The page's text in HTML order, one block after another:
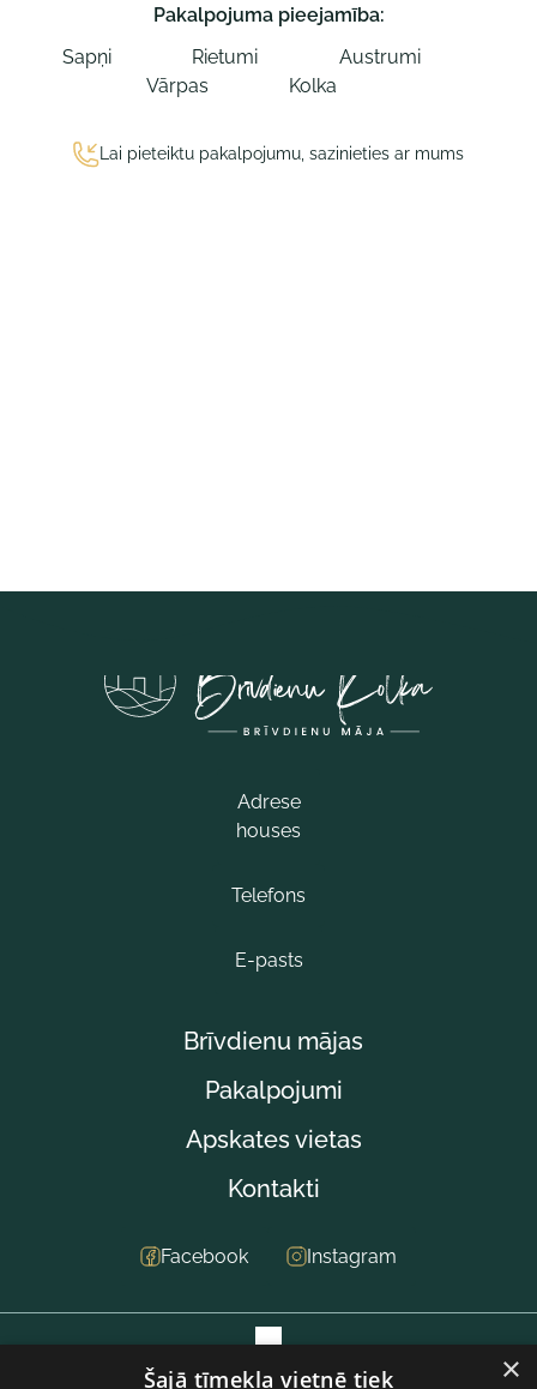
Pakalpojuma pieejamība:
Sapņi
Rietumi
Austrumi
Vārpas
Kolka
Lai pieteiktu pakalpojumu, sazinieties ar mums
Adrese
houses
Telefons
E-pasts
Brīvdienu mājas
Pakalpojumi
Apskates vietas
Kontakti
Facebook Instagram
×
Šajā tīmekļa vietnē tiek